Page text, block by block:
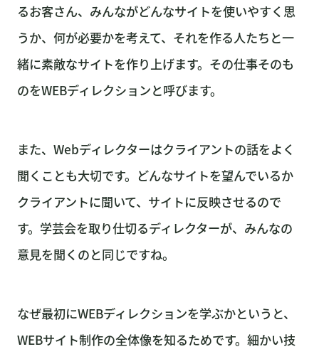
るお客さん、みんながどんなサイトを使いやすく思
うか、何が必要かを考えて、それを作る人たちと一
緒に素敵なサイトを作り上げます。その仕事そのも
のをWEBディレクションと呼びます。
また、Webディレクターはクライアントの話をよく
聞くことも大切です。どんなサイトを望んでいるか
クライアントに聞いて、サイトに反映させるので
す。学芸会を取り仕切るディレクターが、みんなの
意見を聞くのと同じですね。
なぜ最初にWEBディレクションを学ぶかというと、
WEBサイト制作の全体像を知るためです。細かい技